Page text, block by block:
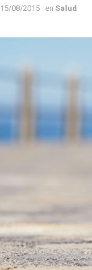
15/08/2015 en Salud